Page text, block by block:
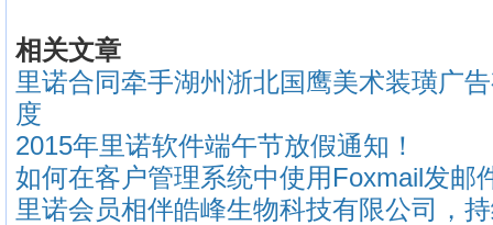
相关文章
里诺合同牵手湖州浙北国鹰美术装璜广
度
2015年里诺软件端午节放假通知！
如何在客户管理系统中使用Foxmail发邮
里诺会员相伴皓峰生物科技有限公司，